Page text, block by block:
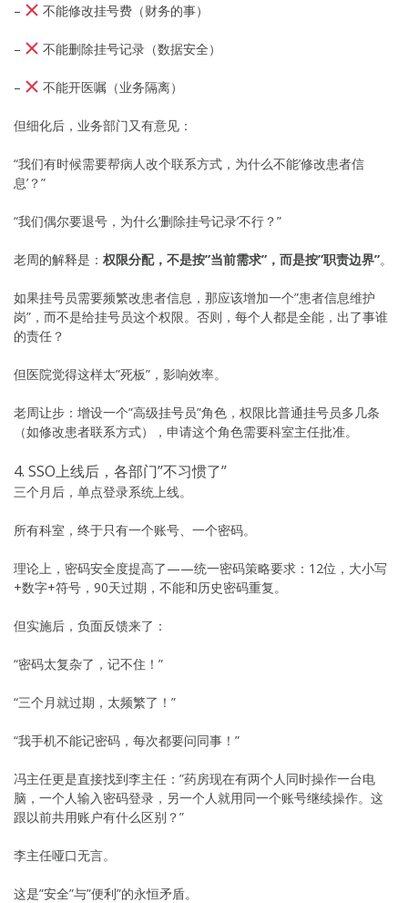
– 不能修改挂号费（财务的事）
– 不能删除挂号记录（数据安全）
– 不能开医嘱（业务隔离）
但细化后，业务部门又有意见：
“我们有时候需要帮病人改个联系方式，为什么不能’修改患者信
息’？”
“我们偶尔要退号，为什么’删除挂号记录’不行？”
老周的解释是： 权限分配，不是按”当前需求”，而是按”职责边界”。
如果挂号员需要频繁改患者信息，那应该增加一个”患者信息维护
岗”，而不是给挂号员这个权限。否则，每个人都是全能，出了事谁
的责任？
但医院觉得这样太”死板”，影响效率。
老周让步：增设一个”高级挂号员”角色，权限比普通挂号员多几条
（如修改患者联系方式），申请这个角色需要科室主任批准。
4. SSO上线后，各部门”不习惯了”
三个月后，单点登录系统上线。
所有科室，终于只有一个账号、一个密码。
理论上，密码安全度提高了——统一密码策略要求：12位，大小写
+数字+符号，90天过期，不能和历史密码重复。
但实施后，负面反馈来了：
“密码太复杂了，记不住！”
“三个月就过期，太频繁了！”
“我手机不能记密码，每次都要问同事！”
冯主任更是直接找到李主任：”药房现在有两个人同时操作一台电
脑，一个人输入密码登录，另一个人就用同一个账号继续操作。这
跟以前共用账户有什么区别？”
李主任哑口无言。
这是”安全”与”便利”的永恒矛盾。